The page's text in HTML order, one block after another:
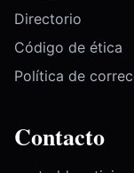
Directorio
Código de ética
Política de
Contacto